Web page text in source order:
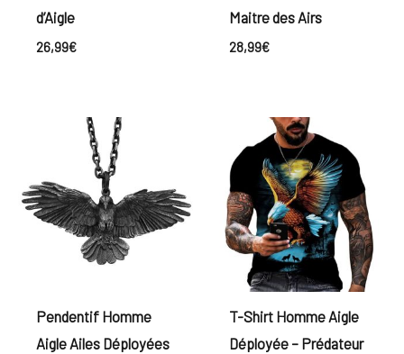
d’Aigle
26,99€
Maitre des Airs
28,99€
Pendentif Homme
Aigle Ailes Déployées
T-Shirt Homme Aigle
Déployée – Prédateur